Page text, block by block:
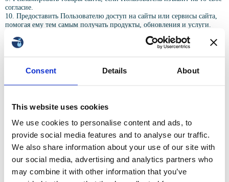
Consent Details About
This website uses cookies
We use cookies to personalise content and ads, to
provide social media features and to analyse our traffic.
We also share information about your use of our site with
our social media, advertising and analytics partners who
may combine it with other information that you’ve
согласие.
10. Предоставить Пользователю доступ на сайты или сервисы сайта,
помогая ему тем самым получать продукты, обновления и услуги.
5. СПОСОБЫ И СРОКИ ОБРАБОТКИ ПЕРСОНАЛЬНОЙ
ИНФОРМАЦИИ
Срок обработки персональных данных Пользователя ничем не
предусмотренным законодательством способом. В частности, с
могут вестись автоматически либо без средств автоматизации.
I. Обработанные Администрацией сайта персональные данные
Пользователя могут передаваться третьим лицам, в число которых
входят курьерские службы, организации почтовой связи, операторы
электросвязи. Делается это для того, чтобы выполнить заказ
Пользователя, оставленный им на сайте, и доставить товар по адресу.
Согласие Пользователя на подобную передачу предусмотрено
правилами политики сайта.
II. Также обработанные Администрацией сайта персональные данные
Благодарим!
Мы получили ваш запрос и
свяжемся с вами в ближайшее